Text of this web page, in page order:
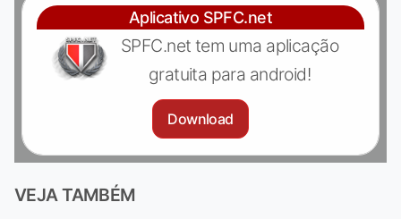
Aplicativo SPFC.net
SPFC.net tem uma aplicação
gratuita para android!
Download
VEJA TAMBÉM